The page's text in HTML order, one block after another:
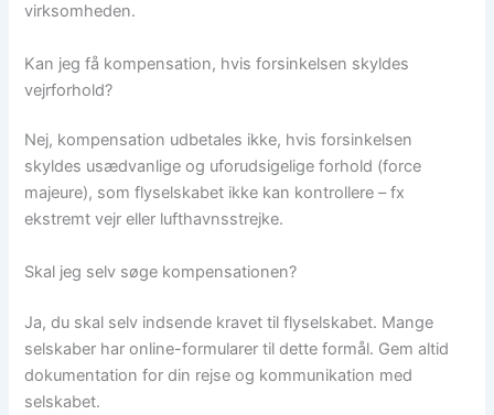
virksomheden.
Kan jeg få kompensation, hvis forsinkelsen skyldes
vejrforhold?
Nej, kompensation udbetales ikke, hvis forsinkelsen
skyldes usædvanlige og uforudsigelige forhold (force
majeure), som flyselskabet ikke kan kontrollere – fx
ekstremt vejr eller lufthavnsstrejke.
Skal jeg selv søge kompensationen?
Ja, du skal selv indsende kravet til flyselskabet. Mange
selskaber har online-formularer til dette formål. Gem altid
dokumentation for din rejse og kommunikation med
selskabet.